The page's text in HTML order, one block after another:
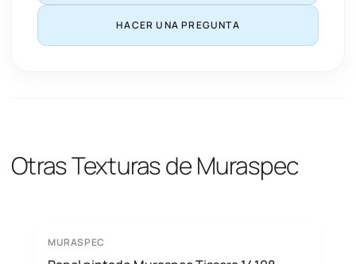
HACER UNA PREGUNTA
Otras Texturas de Muraspec
MURASPEC